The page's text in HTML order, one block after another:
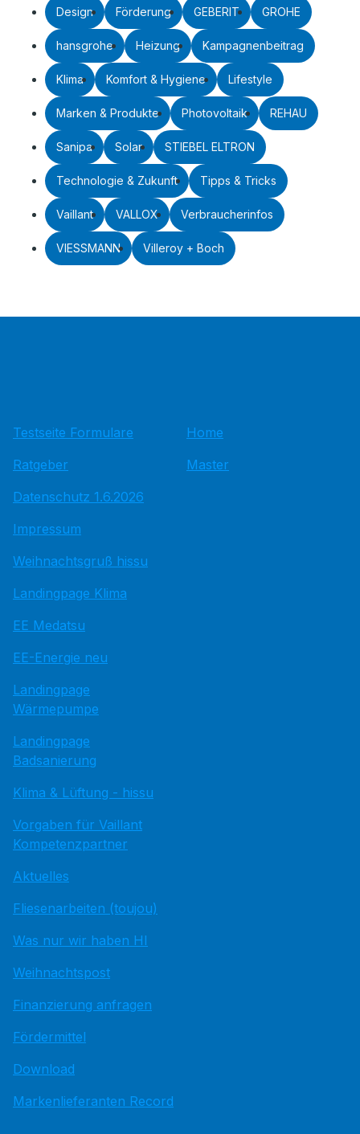
Design Förderung GEBERIT GROHE
hansgrohe Heizung Kampagnenbeitrag
Klima Komfort & Hygiene Lifestyle
Marken & Produkte Photovoltaik REHAU
Sanipa Solar STIEBEL ELTRON
Technologie & Zukunft Tipps & Tricks
Vaillant VALLOX Verbraucherinfos
VIESSMANN Villeroy + Boch
Testseite Formulare
Ratgeber
Datenschutz 1.6.2026
Impressum
Weihnachtsgruß hissu
Landingpage Klima
EE Medatsu
EE-Energie neu
Landingpage
Wärmepumpe
Landingpage
Badsanierung
Klima & Lüftung - hissu
Vorgaben für Vaillant
Kompetenzpartner
Aktuelles
Fliesenarbeiten (toujou)
Was nur wir haben HI
Weihnachtspost
Finanzierung anfragen
Fördermittel
Download
Markenlieferanten Record
Home
Master